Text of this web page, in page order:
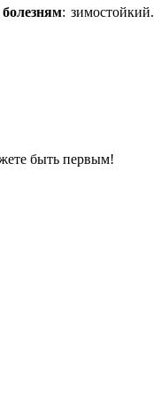
: зимостойкий.
быть первым!